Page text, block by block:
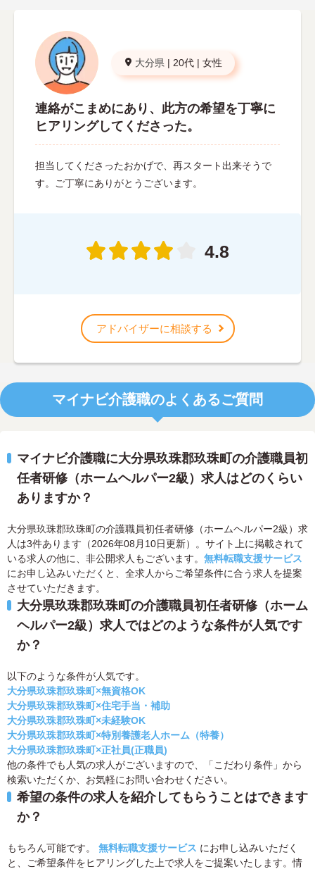
大分県 | 20代 | 女性
連絡がこまめにあり、此方の希望を丁寧に
ヒアリングしてくださった。
担当してくださったおかげで、再スタート出来そうで
す。ご丁寧にありがとうございます。
4.8
アドバイザーに相談する
マイナビ介護職のよくあるご質問
マイナビ介護職に大分県玖珠郡玖珠町の介護職員初
任者研修（ホームヘルパー2級）求人はどのくらい
ありますか？
大分県玖珠郡玖珠町の介護職員初任者研修（ホームヘルパー2級）求
人は3件あります（2026年08月10日更新）。サイト上に掲載されて
いる求人の他に、非公開求人もございます。 無料転職支援サービス
にお申し込みいただくと、全求人からご希望条件に合う求人を提案
させていただきます。
大分県玖珠郡玖珠町の介護職員初任者研修（ホーム
ヘルパー2級）求人ではどのような条件が人気です
か？
以下のような条件が人気です。
大分県玖珠郡玖珠町×無資格OK
大分県玖珠郡玖珠町×住宅手当・補助
大分県玖珠郡玖珠町×未経験OK
大分県玖珠郡玖珠町×特別養護老人ホーム（特養）
大分県玖珠郡玖珠町×正社員(正職員)
他の条件でも人気の求人がございますので、「こだわり条件」から
検索いただくか、お気軽にお問い合わせください。
希望の条件の求人を紹介してもらうことはできます
か？
もちろん可能です。 無料転職支援サービス にお申し込みいただく
と、ご希望条件をヒアリングした上で求人をご提案いたします。情